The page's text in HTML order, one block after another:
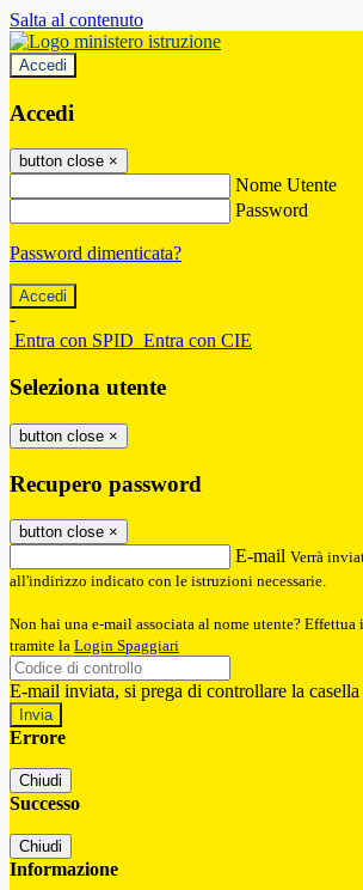
Salta al contenuto
Accedi
Accedi
button close ×
Nome Utente
Password
Password dimenticata?
-
Entra con SPID Entra con CIE
Seleziona utente
button close ×
Recupero password
button close ×
E-mail Verrà
all'indirizzo indicato con le istruzioni necessarie.
Non hai una e-mail associata al nome utente? Effettua
tramite la Login Spaggiari
E-mail inviata, si prega di controllare la
Errore
Chiudi
Successo
Chiudi
Informazione